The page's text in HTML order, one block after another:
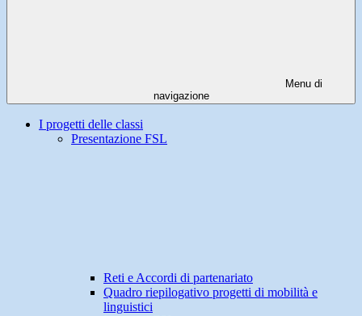
Menu di
navigazione
I progetti delle classi
Presentazione FSL
Reti e Accordi di partenariato
Quadro riepilogativo progetti di mobilità e
linguistici